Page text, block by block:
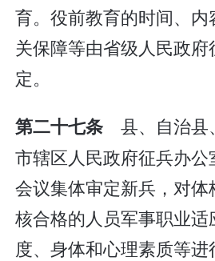
育。役前教育的时间、内
关保障等由省级人民政
定。
第二十七条 县、自治县
市辖区人民政府征兵办
会议集体审定新兵，对
核合格的人员军事职业
度、身体和心理素质等